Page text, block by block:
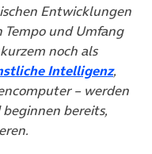
Entwicklungen
Tempo und Umfang
noch als
Intelligenz,
– werden
bereits,